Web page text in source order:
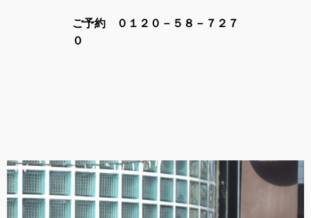
ご予約 ０１２０－５８－７２７
０